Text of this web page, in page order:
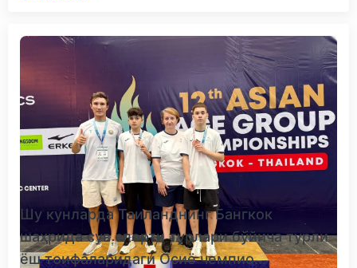
Шу кунларда Таиланднинг Бангкок
шаҳрида сув спорти турлари бўйича турли
ёш тоифаларидаги Осиё чемпио...